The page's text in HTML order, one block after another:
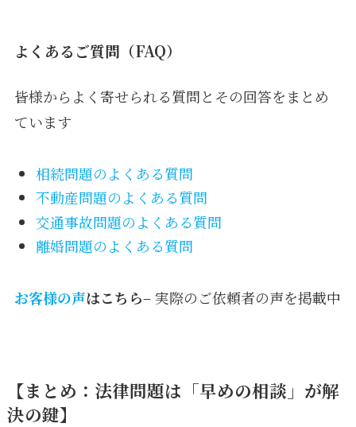
よくあるご質問（FAQ）
皆様からよく寄せられる質問とその回答をまとめ
ています
相続問題のよくある質問
不動産問題のよくある質問
交通事故問題のよくある質問
離婚問題のよくある質問
お客様の声はこちら– 実際のご依頼者の声を掲載中
【まとめ：法律問題は「早めの相談」が解
決の鍵】